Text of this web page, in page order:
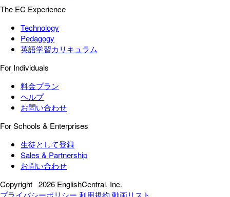
The EC Experience
Technology
Pedagogy
英語学習カリキュラム
For Individuals
料金プラン
ヘルプ
お問い合わせ
For Schools & Enterprises
生徒として登録
Sales & Partnership
お問い合わせ
Copyright 2026 EnglishCentral, Inc.